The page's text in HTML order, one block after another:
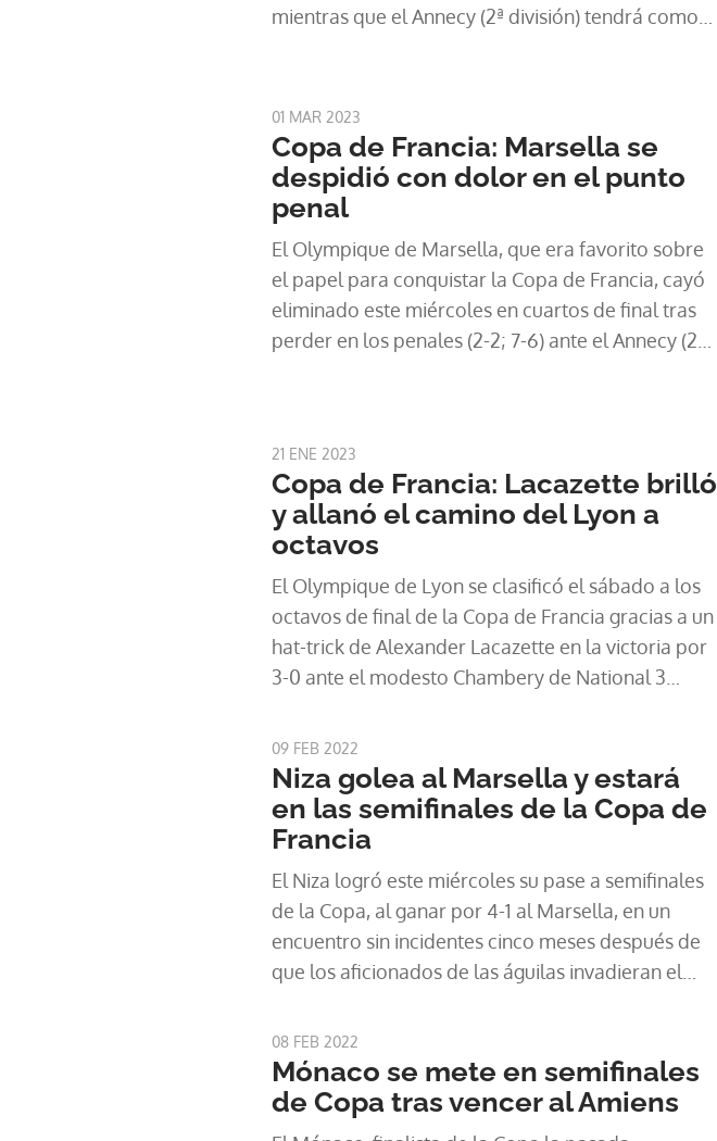
mientras que el Annecy (2ª división) tendrá como
01 MAR 2023
Copa de Francia: Marsella se
despidió con dolor en el punto
penal
El Olympique de Marsella, que era favorito sobre
el papel para conquistar la Copa de Francia, cayó
eliminado este miércoles en cuartos de final tras
perder en los penales (2-2; 7-6) ante el Annecy (2ª
21 ENE 2023
Copa de Francia: Lacazette brilló
y allanó el camino del Lyon a
octavos
El Olympique de Lyon se clasificó el sábado a los
octavos de final de la Copa de Francia gracias a un
hat-trick de Alexander Lacazette en la victoria por
3-0 ante el modesto Chambery de National 3
09 FEB 2022
Niza golea al Marsella y estará
en las semifinales de la Copa de
Francia
El Niza logró este miércoles su pase a semifinales
de la Copa, al ganar por 4-1 al Marsella, en un
encuentro sin incidentes cinco meses después de
que los aficionados de las águilas invadieran el
la Ligue 1.
08 FEB 2022
Mónaco se mete en semifinales
de Copa tras vencer al Amiens